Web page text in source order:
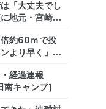
「大丈夫でし
地元・宮崎県
倍約60ｍで投
より早く」自
経過速報
キャンプ］